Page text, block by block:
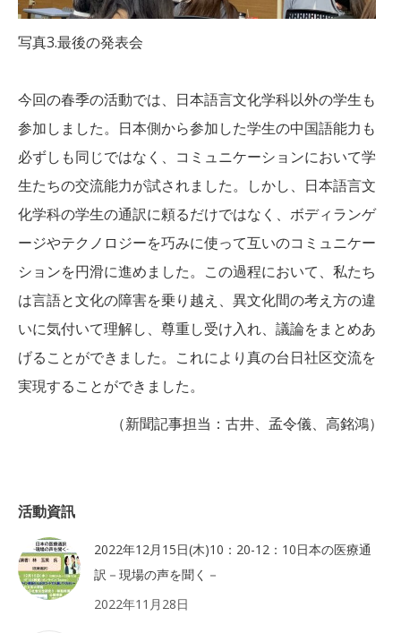
写真3.最後の発表会
今回の春季の活動では、日本語言文化学科以外の学生も
参加しました。日本側から参加した学生の中国語能力も
必ずしも同じではなく、コミュニケーションにおいて学
生たちの交流能力が試されました。しかし、日本語言文
化学科の学生の通訳に頼るだけではなく、ボディランゲ
ージやテクノロジーを巧みに使って互いのコミュニケー
ションを円滑に進めました。この過程において、私たち
は言語と文化の障害を乗り越え、異文化間の考え方の違
いに気付いて理解し、尊重し受け入れ、議論をまとめあ
げることができました。これにより真の台日社区交流を
実現することができました。
（新聞記事担当：古井、孟令儀、高銘鴻）
活動資訊
2022年12月15日(木)10：20-12：10日本の医療通
訳－現場の声を聞く－
2022年11月28日